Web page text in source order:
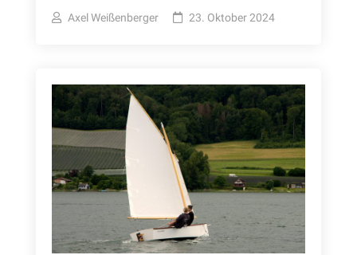
Axel Weißenberger 23. Oktober 2024